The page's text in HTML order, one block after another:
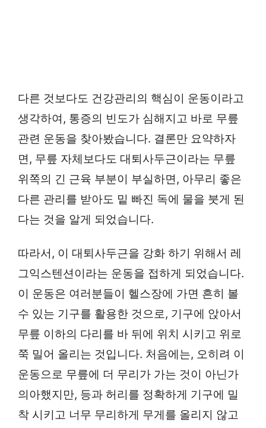
다른 것보다도 건강관리의 핵심이 운동이라고
생각하여, 통증의 빈도가 심해지고 바로 무릎
관련 운동을 찾아봤습니다. 결론만 요약하자
면, 무릎 자체보다도 대퇴사두근이라는 무릎
위쪽의 긴 근육 부분이 부실하면, 아무리 좋은
다른 관리를 받아도 밑 빠진 독에 물을 붓게 된
다는 것을 알게 되었습니다.
따라서, 이 대퇴사두근을 강화 하기 위해서 레
그익스텐션이라는 운동을 접하게 되었습니다.
이 운동은 여러분들이 헬스장에 가면 흔히 볼
수 있는 기구를 활용한 것으로, 기구에 앉아서
무릎 이하의 다리를 바 뒤에 위치 시키고 위로
쭉 밀어 올리는 것입니다. 처음에는, 오히려 이
운동으로 무릎에 더 무리가 가는 것이 아닌가
의아했지만, 등과 허리를 정확하게 기구에 밀
착 시키고 너무 무리하게 무게를 올리지 않고